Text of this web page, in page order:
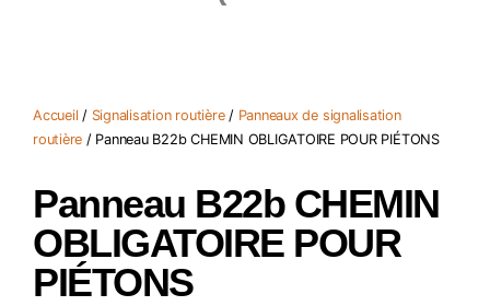
Accueil / Signalisation routière/ Panneaux de signalisation
routière / Panneau B22b CHEMIN OBLIGATOIRE POUR PIÉTONS
Panneau B22b CHEMIN
OBLIGATOIRE POUR
PIÉTONS